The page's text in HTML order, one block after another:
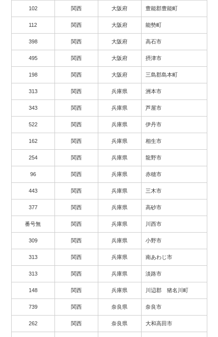
102 関西 大阪府 豊能郡豊能町
112 関西 大阪府 能勢町
398 関西 大阪府 高石市
495 関西 大阪府 摂津市
198 関西 大阪府 三島郡島本町
313 関西 兵庫県 洲本市
343 関西 兵庫県 芦屋市
522 関西 兵庫県 伊丹市
162 関西 兵庫県 相生市
254 関西 兵庫県 龍野市
96 関西 兵庫県 赤穂市
443 関西 兵庫県 三木市
377 関西 兵庫県 高砂市
番号無 関西 兵庫県 川西市
309 関西 兵庫県 小野市
313 関西 兵庫県 南あわじ市
313 関西 兵庫県 淡路市
148 関西 兵庫県 川辺郡 猪名川町
739 関西 奈良県 奈良市
262 関西 奈良県 大和高田市